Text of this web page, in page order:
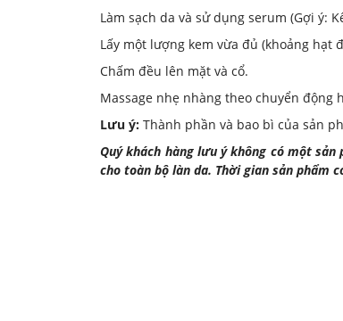
Làm sạch da và sử dụng serum (Gợi ý:
Lấy một lượng kem vừa đủ (khoảng hạt
Chấm đều lên mặt và cổ.
Massage nhẹ nhàng theo chuyển động
Lưu ý: Thành phần và bao bì của sản
Quý khách hàng lưu ý không có một
cho toàn bộ làn da. Thời gian sản phẩm